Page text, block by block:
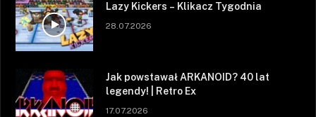
Lazy Kickers – Klikacz Tygodnia
28.07.2026
Jak powstawał ARKANOID? 40 lat
legendy! | Retro Ex
17.07.2026